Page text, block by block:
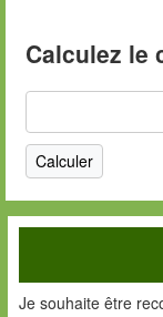
Calculez le
Je souhaite être